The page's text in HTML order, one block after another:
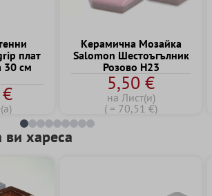
плат
30 см
Kерамична Mозайка
Salomon Шестоъгълник
Розово H23
5,50 €
на Лист(и)
( = 70,51 €)
хареса